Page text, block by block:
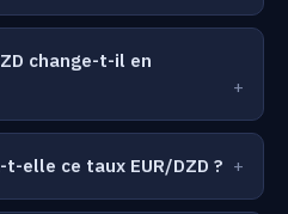
change-t-il en
elle ce taux EUR/DZD ?